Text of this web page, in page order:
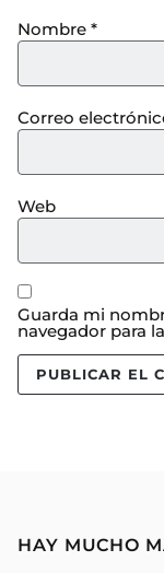
Nombre *
Correo
Web
Guarda mi
navegador para
HAY MUCHO